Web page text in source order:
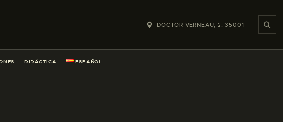
DOCTOR VERNEAU, 2, 35001
DIDÁCTICA ESPAÑOL